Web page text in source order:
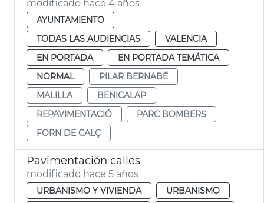
modificado hace 4 años
AYUNTAMIENTO
TODAS LAS AUDIENCIAS
VALENCIA
EN PORTADA
EN PORTADA TEMÁTICA
NORMAL
PILAR BERNABÉ
MALILLA
BENICALAP
REPAVIMENTACIÓ
PARC BOMBERS
FORN DE CALÇ
Pavimentación calles
modificado hace 5 años
URBANISMO Y VIVIENDA
URBANISMO